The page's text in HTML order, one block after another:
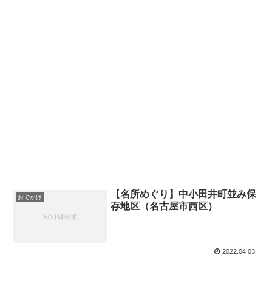
おでかけ
【名所めぐり】中小田井町並み保
存地区（名古屋市西区）
2022.04.03